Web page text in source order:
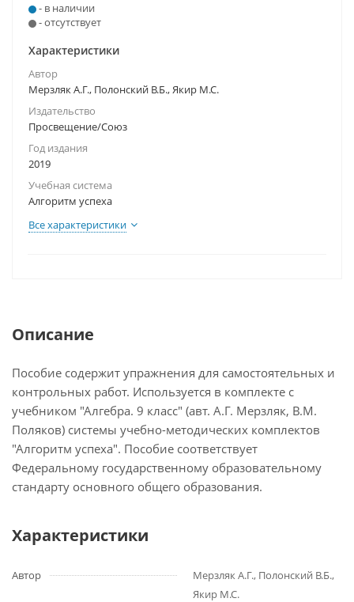
- в наличии
- отсутствует
Характеристики
Автор
Мерзляк А.Г., Полонский В.Б., Якир М.С.
Издательство
Просвещение/Союз
Год издания
2019
Учебная система
Алгоритм успеха
Все характеристики
Описание
Пособие содержит упражнения для самостоятельных и
контрольных работ. Используется в комплекте с
учебником "Алгебра. 9 класс" (авт. А.Г. Мерзляк, В.М.
Поляков) системы учебно-методических комплектов
"Алгоритм успеха". Пособие соответствует
Федеральному государственному образовательному
стандарту основного общего образования.
Характеристики
Автор
Мерзляк А.Г., Полонский В.Б.,
Якир М.С.